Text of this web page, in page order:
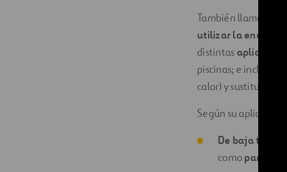
También llamado
utilizar la energía
distintas
piscinas; e incluso
calor) y sustitución
Según su
De baja
comopanel